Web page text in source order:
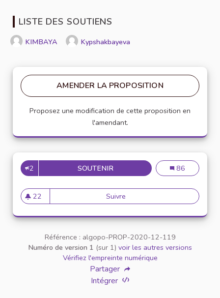
LISTE DES SOUTIENS
KIMBAYA Kypshakbayeva
AMENDER LA PROPOSITION
Proposez une modification de cette proposition en
l'amendant.
2 SOUTENIRMISE EN PLACE D'UNMise en place
86
22
22 abonnés
Suivre Mise en place d'un numéro
Référence : algopo-PROP-2020-12-119
Numéro de version 1 (sur 1) voir les autres versions
Vérifiez l'empreinte numérique
Partager
Intégrer